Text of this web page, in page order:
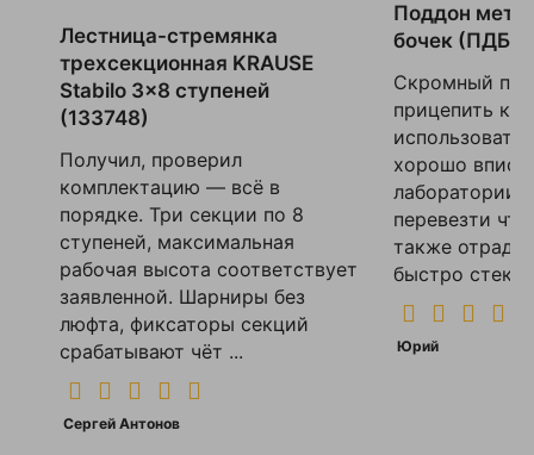
Лестница-стремянка
трехсекционная KRAUSE
Stabilo 3x8 ступеней
(133748)
Получил, проверил
комплектацию — всё в
порядке. Три секции по 8
ступеней, максимальная
рабочая высота соответствует
заявленной. Шарниры без
люфта, фиксаторы секций
срабатывают чёт ...
Сергей Антонов
Поддон
бочек (ПДБ
Скромный
прицепить
использовать
хорошо
лаборатории,
перевезти
также
быстро
Юрий